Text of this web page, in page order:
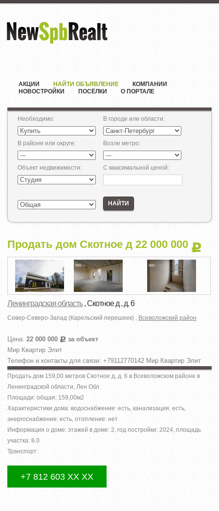
АКЦИИ НАЙТИ ОБЪЯВЛЕНИЕ
КОМПАНИИ
НОВОСТРОЙКИ
ПОСЁЛКИ О ПОРТАЛЕ
Необходимо: В городе или области:
В районе или округе: Возле метро:
Объект недвижимости: С максимальной ценой:
НАЙТИ
Продать дом Скотное д 22 000 000 Р
Ленинградская область, Скотное д , д. 6
Север-Северо-Запад (Карельский перешеек) , Всеволожский район
Цена: 22 000 000 Р за объект
Мир Квартир Элит
Телефон и контакты для связи: +79112770142 Мир Квартир Элит
Продать дом 159,00 метров Скотное д, д. 6 в Всеволожском районе в
Ленинградской области, Лен Обл
Площади: общая: 159,00м2
Характеристики дома: водоснабжение: есть, канализация: есть,
энергоснабжение: есть, отопление: нет
Информация о доме: этажей в доме: 2, год постройки: 2024, площадь
участка: 8.0
Транспорт:
+7 812 603 XX XX